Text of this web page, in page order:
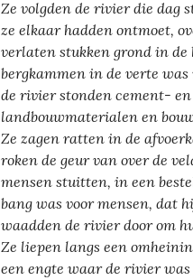
Ze volgden de rivier die dag
ze elkaar hadden ontmoet,
verlaten stukken grond in de
bergkammen in de verte
de rivier stonden cement-
landbouwmaterialen en
Ze zagen ratten in de
roken de geur van over de
mensen stuitten, in een
bang was voor mensen, dat
waadden de rivier door om
Ze liepen langs een
een engte waar de rivier